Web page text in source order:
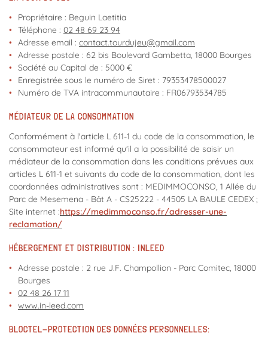
En cochant cette case, vous consentez à recevoir nos propositions commerciales à
utilisantle formulaire de désinscription.
INSCRIPTION
Propriétaire : Beguin Laetitia
Téléphone : 02 48 69 23 94
Adresse email :
Adresse postale : 62 bis Boulevard Gambetta, 18000 Bourges
Société au Capital de : 5000 €
Enregistrée sous le numéro de Siret : 79353478500027
Numéro de TVA intracommunautaire : FR06793534785
MÉDIATEUR DE LA CONSOMMATION
Conformément à l'article L 611-1 du code de la consommation, le
consommateur est informé qu'il a la possibilité de saisir un
médiateur de la consommation dans les conditions prévues aux
articles L 611-1 et suivants du code de la consommation, dont les
coordonnées administratives sont : MEDIMMOCONSO, 1 Allée du
Parc de Mesemena - Bât A - CS25222 - 44505 LA BAULE CEDEX ;
Site internet :https://medimmoconso.fr/adresser-une-
reclamation/
HÉBERGEMENT ET DISTRIBUTION : INLEED
Adresse postale : 2 rue J.F. Champollion - Parc Comitec, 18000
Bourges
02 48 26 17 11
www.in-leed.com
BLOCTEL-PROTECTION DES DONNÉES PERSONNELLES: